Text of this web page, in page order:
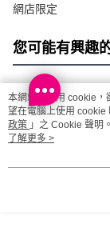
網店限定
您可能有興趣
熱門標籤
熱銷排行
本網站中使用 cookie，
望在電腦上使用 cookie
政策 」之 Cookie 聲明
條款之 Cookie 聲明使
了解更多 >